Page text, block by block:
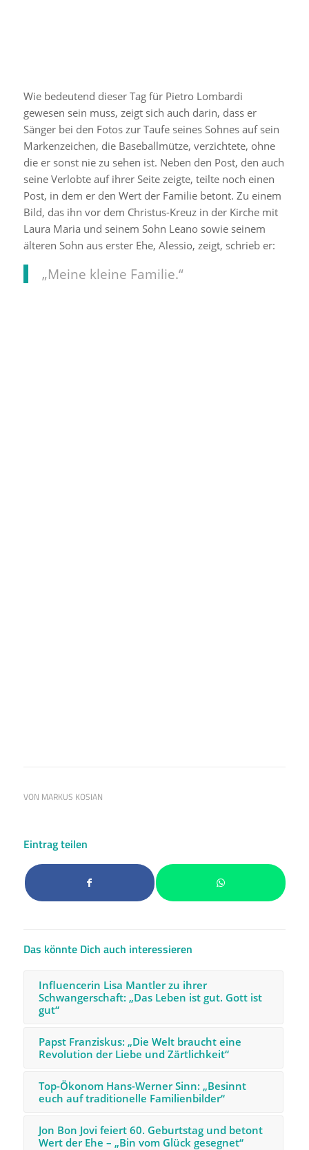
Wie bedeutend dieser Tag für Pietro Lombardi
gewesen sein muss, zeigt sich auch darin, dass er
Sänger bei den Fotos zur Taufe seines Sohnes auf sein
Markenzeichen, die Baseballmütze, verzichtete, ohne
die er sonst nie zu sehen ist. Neben den Post, den auch
seine Verlobte auf ihrer Seite zeigte, teilte noch einen
Post, in dem er den Wert der Familie betont. Zu einem
Bild, das ihn vor dem Christus-Kreuz in der Kirche mit
Laura Maria und seinem Sohn Leano sowie seinem
älteren Sohn aus erster Ehe, Alessio, zeigt, schrieb er:
„Meine kleine Familie.“
VON MARKUS KOSIAN
Eintrag teilen
Das könnte Dich auch interessieren
Influencerin Lisa Mantler zu ihrer
Schwangerschaft: „Das Leben ist gut. Gott ist
gut“
Papst Franziskus: „Die Welt braucht eine
Revolution der Liebe und Zärtlichkeit“
Top-Ökonom Hans-Werner Sinn: „Besinnt
euch auf traditionelle Familienbilder“
Jon Bon Jovi feiert 60. Geburtstag und betont
Wert der Ehe – „Bin vom Glück gesegnet“